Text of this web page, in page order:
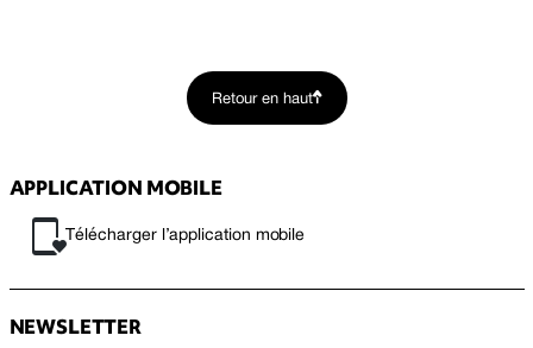
Retour en haut
APPLICATION MOBILE
Télécharger l’application mobile
NEWSLETTER